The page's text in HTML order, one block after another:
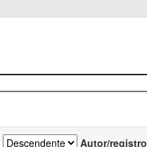
Autor/registro